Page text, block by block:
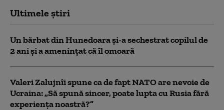
Ultimele știri
Un bărbat din Hunedoara și-a sechestrat copilul de
2 ani și a amenințat că îl omoară
Valeri Zalujnîi spune ca de fapt NATO are nevoie de
Ucraina: „Să spună sincer, poate lupta cu Rusia fără
experiența noastră?”